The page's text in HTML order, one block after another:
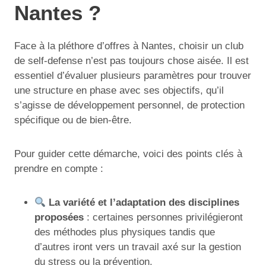
Nantes ?
Face à la pléthore d’offres à Nantes, choisir un club
de self-defense n’est pas toujours chose aisée. Il est
essentiel d’évaluer plusieurs paramètres pour trouver
une structure en phase avec ses objectifs, qu’il
s’agisse de développement personnel, de protection
spécifique ou de bien-être.
Pour guider cette démarche, voici des points clés à
prendre en compte :
La variété et l’adaptation des disciplines
proposées : certaines personnes privilégieront
des méthodes plus physiques tandis que
d’autres iront vers un travail axé sur la gestion
du stress ou la prévention.